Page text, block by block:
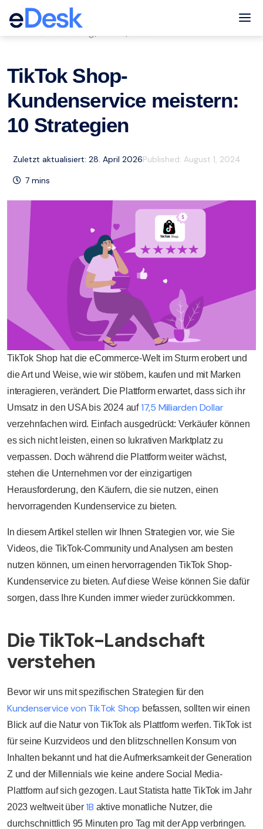
eCommerce Support Central
TikTok Shop-
Kundenservice meistern:
10 Strategien
Zuletzt aktualisiert: 28. April 2026Published: August 1, 2024
7 mins
TikTok Shop hat die eCommerce-Welt im Sturm erobert und
die Art und Weise, wie wir stöbern, kaufen und mit Marken
interagieren, verändert. Die Plattform erwartet, dass sich ihr
Umsatz in den USA bis 2024 auf17,5 Milliarden Dollar
verzehnfachen wird. Einfach ausgedrückt: Verkäufer können
es sich nicht leisten, einen so lukrativen Marktplatz zu
verpassen. Doch während die Plattform weiter wächst,
stehen die Unternehmen vor der einzigartigen
Herausforderung, den Käufern, die sie nutzen, einen
hervorragenden Kundenservice zu bieten.
In diesem Artikel stellen wir Ihnen Strategien vor, wie Sie
Videos, die TikTok-Community und Analysen am besten
nutzen können, um einen hervorragenden TikTok Shop-
Kundenservice zu bieten. Auf diese Weise können Sie dafür
sorgen, dass Ihre Kunden immer wieder zurückkommen.
Die TikTok-Landschaft
verstehen
Bevor wir uns mit spezifischen Strategien für den
Kundenservice von TikTok Shop befassen, sollten wir einen
Blick auf die Natur von TikTok als Plattform werfen. TikTok ist
für seine Kurzvideos und den blitzschnellen Konsum von
Inhalten bekannt und hat die Aufmerksamkeit der Generation
Z und der Millennials wie keine andere Social Media-
Plattform auf sich gezogen. Laut Statista hatte TikTok im Jahr
2023 weltweit über1B aktive monatliche Nutzer, die
durchschnittlich 95 Minuten pro Tag mit der App verbringen.